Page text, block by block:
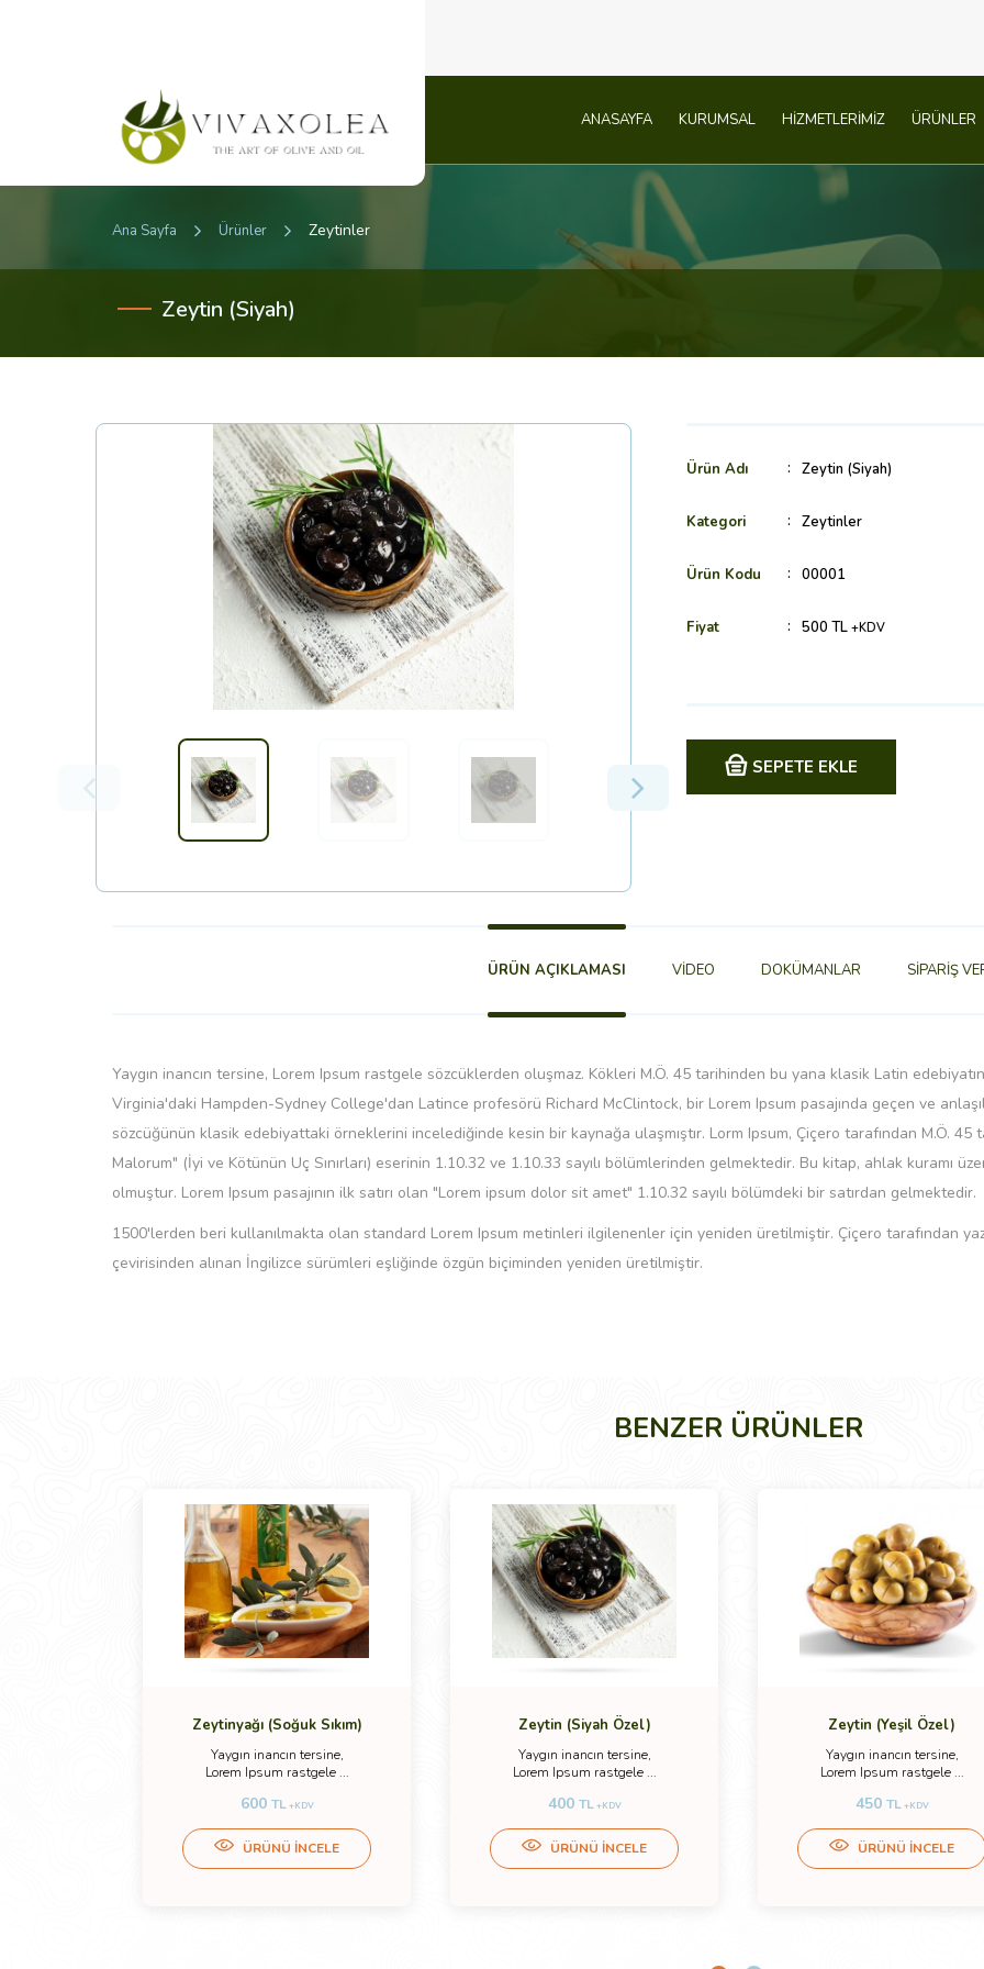
ANASAYFA KURUMSAL HİZMETLERİMİZ ÜRÜNLER
Ana Sayfa Ürünler Zeytinler
Zeytin (Siyah)
Ürün Adı Zeytin (Siyah)
Kategori Zeytinler
Ürün Kodu 00001
Fiyat 500 TL +KDV
SEPETE EKLE
ÜRÜN AÇIKLAMASI VİDEO DOKÜMANLAR SİPARİŞ
Yaygın inancın tersine, Lorem Ipsum rastgele sözcüklerden oluşmaz. Kökleri M.Ö. 45 tarihinden bu yana klasik Latin
Virginia'daki Hampden-Sydney College'dan Latince profesörü Richard McClintock, bir Lorem Ipsum pasajında geçen ve
sözcüğünün klasik edebiyattaki örneklerini incelediğinde kesin bir kaynağa ulaşmıştır. Lorm Ipsum, Çiçero tarafından M.Ö.
Malorum" (İyi ve Kötünün Uç Sınırları) eserinin 1.10.32 ve 1.10.33 sayılı bölümlerinden gelmektedir. Bu kitap, ahlak kuramı
olmuştur. Lorem Ipsum pasajının ilk satırı olan "Lorem ipsum dolor sit amet" 1.10.32 sayılı bölümdeki bir satırdan gelmektedir.
1500'lerden beri kullanılmakta olan standard Lorem Ipsum metinleri ilgilenenler için yeniden üretilmiştir. Çiçero tarafından
çevirisinden alınan İngilizce sürümleri eşliğinde özgün biçiminden yeniden üretilmiştir.
BENZER ÜRÜNLER
Zeytinyağı (Soğuk Sıkım)
Yaygın inancın tersine,
Lorem Ipsum rastgele ...
600 TL+KDV
ÜRÜNÜ İNCELE
Zeytin (Siyah Özel)
Yaygın inancın tersine,
Lorem Ipsum rastgele ...
400 TL+KDV
ÜRÜNÜ İNCELE
Zeytin (Yeşil Özel)
Yaygın inancın tersine,
Lorem Ipsum rastgele ...
450 TL+KDV
ÜRÜNÜ İNCELE